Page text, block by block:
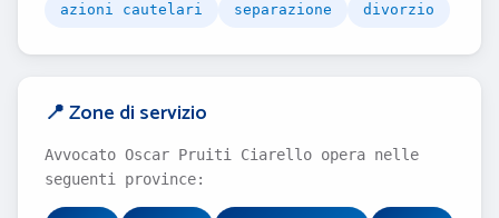
azioni cautelari separazione divorzio
📍 Zone di servizio
Avvocato Oscar Pruiti Ciarello opera nelle
seguenti province: